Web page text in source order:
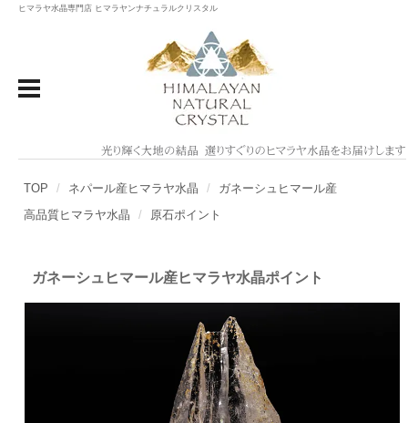
ヒマラヤ水晶専門店 ヒマラヤンナチュラルクリスタル
TOP ネパール産ヒマラヤ水晶
ガネーシュヒマール産
高品質ヒマラヤ水晶
原石ポイント
ガネーシュヒマール産ヒマラヤ水晶ポイント